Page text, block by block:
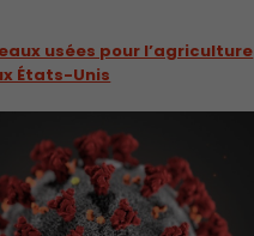
usées pour l’agriculture
États-Unis